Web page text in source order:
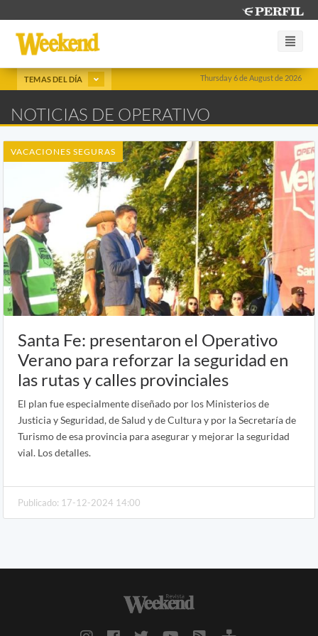
Thursday 6 de August de 2026
TEMAS DEL DÍA
NOTICIAS DE OPERATIVO
VACACIONES SEGURAS
Santa Fe: presentaron el Operativo
Verano para reforzar la seguridad en
las rutas y calles provinciales
El plan fue especialmente diseñado por los Ministerios de
Justicia y Seguridad, de Salud y de Cultura y por la Secretaría de
Turismo de esa provincia para asegurar y mejorar la seguridad
vial. Los detalles.
Publicado: 17-12-2024 14:00